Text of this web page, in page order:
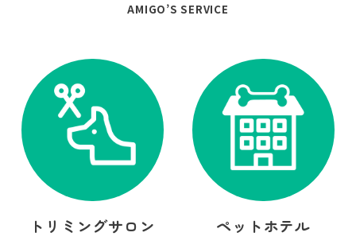
AMIGO’S SERVICE
トリミングサロン ペットホテル